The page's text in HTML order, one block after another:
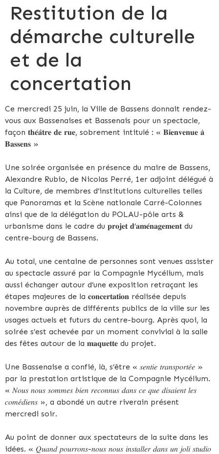
Restitution de la
démarche culturelle
et de la
concertation
Ce mercredi 25 juin, la Ville de Bassens donnait rendez-
vous aux Bassenaises et Bassenais pour un spectacle,
façon 𝐭𝐡𝐞́𝐚̂𝐭𝐫𝐞 𝐝𝐞 𝐫𝐮𝐞, sobrement intitulé : « 𝐁𝐢𝐞𝐧𝐯𝐞𝐧𝐮𝐞 𝐚̀
𝐁𝐚𝐬𝐬𝐞𝐧𝐬 »
Une soirée organisée en présence du maire de Bassens,
Alexandre Rubio, de Nicolas Perré, 1er adjoint délégué à
la Culture, de membres d’institutions culturelles telles
que Panoramas et la Scène nationale Carré-Colonnes
ainsi que de la délégation du POLAU-pôle arts &
urbanisme dans le cadre du 𝐩𝐫𝐨𝐣𝐞𝐭 𝐝’𝐚𝐦𝐞́𝐧𝐚𝐠𝐞𝐦𝐞𝐧𝐭 du
centre-bourg de Bassens.
Au total, une centaine de personnes sont venues assister
au spectacle assuré par la Compagnie Mycélium, mais
aussi échanger autour d’une exposition retraçant les
étapes majeures de la 𝐜𝐨𝐧𝐜𝐞𝐫𝐭𝐚𝐭𝐢𝐨𝐧 réalisée depuis
novembre auprès de différents publics de la ville sur les
usages actuels et futurs du centre-bourg. Après quoi, la
soirée s’est achevée par un moment convivial à la salle
des fêtes autour de la 𝐦𝐚𝐪𝐮𝐞𝐭𝐭𝐞 du projet.
Une Bassenaise a confié, là, s’être « 𝑠𝑒𝑛𝑡𝑖𝑒 𝑡𝑟𝑎𝑛𝑠𝑝𝑜𝑟𝑡𝑒́𝑒 »
par la prestation artistique de la Compagnie Mycélium.
« 𝑁𝑜𝑢𝑠 𝑛𝑜𝑢𝑠 𝑠𝑜𝑚𝑚𝑒𝑠 𝑏𝑖𝑒𝑛 𝑟𝑒𝑐𝑜𝑛𝑛𝑢𝑠 𝑑𝑎𝑛𝑠 𝑐𝑒 𝑞𝑢𝑒 𝑑𝑖𝑠𝑎𝑖𝑒𝑛𝑡 𝑙𝑒𝑠
𝑐𝑜𝑚𝑒́𝑑𝑖𝑒𝑛𝑠 », a abondé un autre riverain présent
mercredi soir.
Au point de donner aux spectateurs de la suite dans les
idées. « 𝑄𝑢𝑎𝑛𝑑 𝑝𝑜𝑢𝑟𝑟𝑜𝑛𝑠-𝑛𝑜𝑢𝑠 𝑛𝑜𝑢𝑠 𝑖𝑛𝑠𝑡𝑎𝑙𝑙𝑒𝑟 𝑑𝑎𝑛𝑠 𝑢𝑛 𝑗𝑜𝑙𝑖 𝑠𝑡𝑢𝑑𝑖𝑜